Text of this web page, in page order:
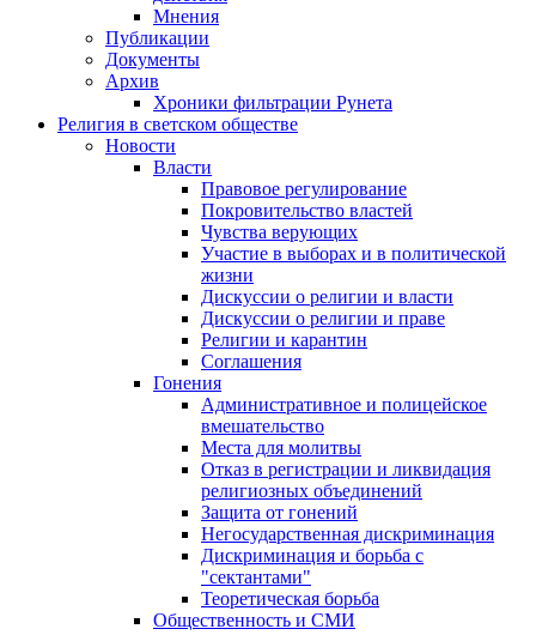
Мнения
Публикации
Документы
Архив
Хроники фильтрации Рунета
Религия в светском обществе
Новости
Власти
Правовое регулирование
Покровительство властей
Чувства верующих
Участие в выборах и в политической
жизни
Дискуссии о религии и власти
Дискуссии о религии и праве
Религии и карантин
Соглашения
Гонения
Административное и полицейское
вмешательство
Места для молитвы
Отказ в регистрации и ликвидация
религиозных объединений
Защита от гонений
Негосударственная дискриминация
Дискриминация и борьба с
"сектантами"
Теоретическая борьба
Общественность и СМИ